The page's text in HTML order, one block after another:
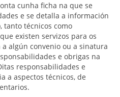
cunha ficha na que se
e se detalla a información
tanto técnicos como
existen servizos para os
algún convenio ou a sinatura
e obrigas na
responsabilidades e
a aspectos técnicos, de